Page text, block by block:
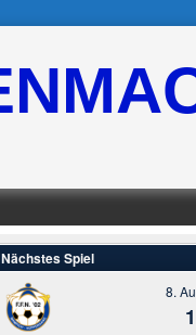
Nächstes Spiel
8.